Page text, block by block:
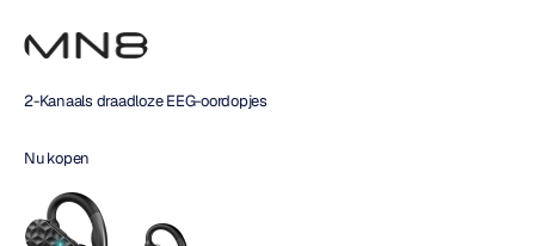
2-Kanaals draadloze EEG-oordopjes
Nu kopen